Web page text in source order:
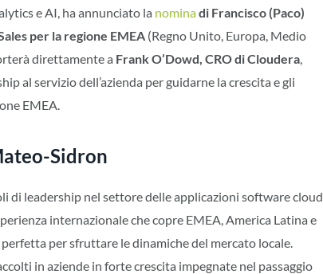
e AI, ha annunciato la nominadi Francisco (Paco)
per la regione EMEA (Regno Unito, Europa, Medio
direttamente a Frank O’Dowd, CRO di Cloudera,
al servizio dell’azienda per guidarne la crescita e gli
EMEA.
Sidron
di leadership nel settore delle applicazioni software cloud
internazionale che copre EMEA, America Latina e
per sfruttare le dinamiche del mercato locale.
in aziende in forte crescita impegnate nel passaggio